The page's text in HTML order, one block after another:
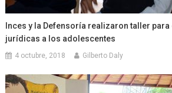
Inces y la Defensoría realizaron taller
jurídicas a los adolescentes
4 octubre, 2018 Gilberto Daly